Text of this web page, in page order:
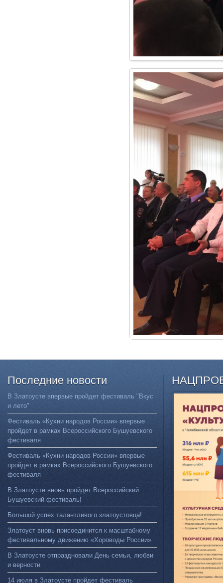
Последние новости
В Златоусте впервые пройдет фестиваль "Вкус
и лето"
Фестиваль «Кухни народов России» впервые
пройдет в рамках Всероссийского Бушуевского
фестиваля
Фестиваль «Кухни народов России» впервые
пройдет в рамках Всероссийского Бушуевского
фестиваля
В Златоусте вновь пройдет Всероссийский
Бушуевский фестиваль!
Большой успех талантливого златоустовца!
Златоуст вновь присоединится к масштабному
фестивальному движению «Хороводы России»
В Златоусте отпраздновали День семьи, любви
и верности
14 июля в Златоусте пройдет фестиваль